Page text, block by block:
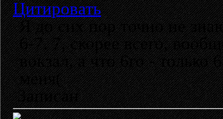
Цитировать
Я до сих пор точно не
6-7. 7, скорее всего,
вокзал, а что 6го -
меня(
Записан